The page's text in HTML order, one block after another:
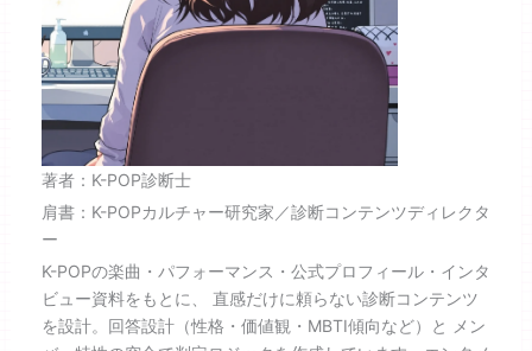
著者：K-POP診断士
肩書：K-POPカルチャー研究家／診断コンテンツディレクタ
ー
K-POPの楽曲・パフォーマンス・公式プロフィール・インタ
ビュー資料をもとに、 直感だけに頼らない診断コンテンツ
を設計。回答設計（性格・価値観・MBTI傾向など）と メン